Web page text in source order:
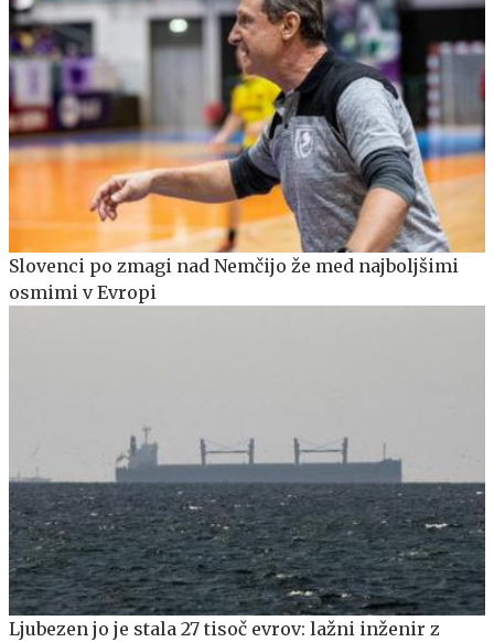
Slovenci po zmagi nad Nemčijo že med najboljšimi
osmimi v Evropi
Ljubezen jo je stala 27 tisoč evrov: lažni inženir z